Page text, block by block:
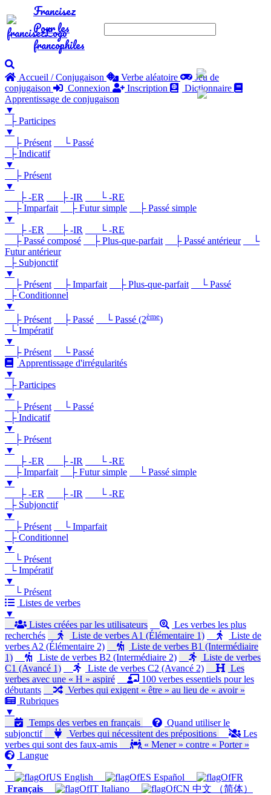
Francisez
Pour les
francophiles
Accueil / Conjugaison Verbe aléatoire
Jeu de
conjugaison
Connexion Inscription
Dictionnaire
Apprentissage de conjugaison
▼
├ Participes
▼
├ Présent
└ Passé
├ Indicatif
▼
├ Présent
▼
├ -ER
├ -IR
└ -RE
├ Imparfait
├ Futur simple
├ Passé simple
▼
├ -ER
├ -IR
└ -RE
├ Passé composé
├ Plus-que-parfait ├ Passé antérieur
└
Futur antérieur
├ Subjonctif
▼
├ Présent
├ Imparfait ├ Plus-que-parfait
└ Passé
├ Conditionnel
▼
├ Présent
├ Passé └ Passé (2ème)
└ Impératif
▼
├ Présent
└ Passé
Apprentissage d'irrégularités
▼
├ Participes
▼
├ Présent
└ Passé
├ Indicatif
▼
├ Présent
▼
├ -ER
├ -IR
└ -RE
├ Imparfait
├ Futur simple
└ Passé simple
▼
├ -ER
├ -IR
└ -RE
├ Subjonctif
▼
├ Présent
└ Imparfait
├ Conditionnel
▼
└ Présent
└ Impératif
▼
└ Présent
Listes de verbes
▼
Listes créées par les utilisateurs
Les verbes les plus
recherchés
Liste de verbes A1 (Élémentaire 1)
Liste de
verbes A2 (Élémentaire 2)
Liste de verbes B1 (Intermédiaire
1)
Liste de verbes B2 (Intermédiaire 2)
Liste de verbes
C1 (Avancé 1)
Liste de verbes C2 (Avancé 2)
Les
verbes avec une « H » aspiré
100 verbes essentiels pour les
débutants
Verbes qui exigent « être » au lieu de « avoir »
Rubriques
▼
Temps des verbes en français
Quand utiliser le
subjonctif
Verbes qui nécessitent des prépositions
Les
verbes qui sont des faux-amis
« Mener » contre « Porter »
Langue
▼
English
Español
Français
Italiano
中文 （简体）